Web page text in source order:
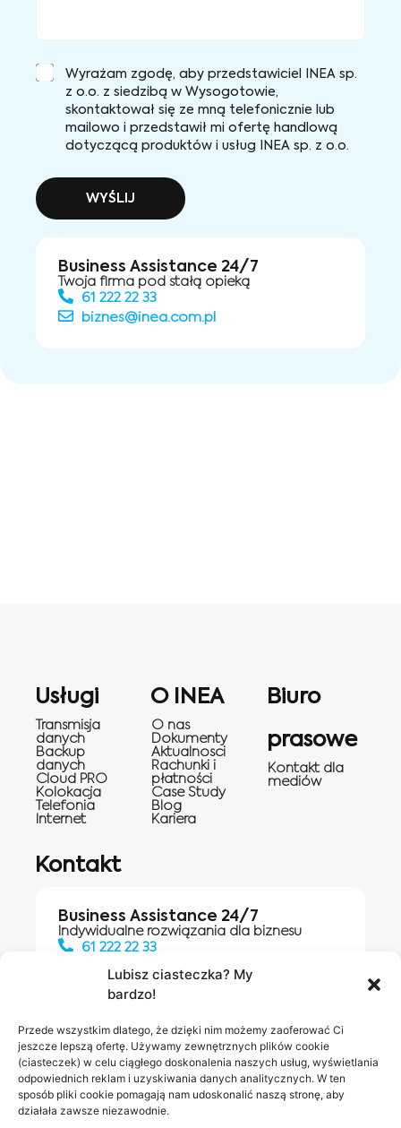
Lubisz ciasteczka? My
bardzo!
Przede wszystkim dlatego, że dzięki nim możemy zaoferować Ci
jeszcze lepszą ofertę. Używamy zewnętrznych plików cookie
(ciasteczek) w celu ciągłego doskonalenia naszych usług, wyświetlania
odpowiednich reklam i uzyskiwania danych analitycznych. W ten
sposób pliki cookie pomagają nam udoskonalić naszą stronę, aby
działała zawsze niezawodnie.
Wyrażam zgodę, aby przedstawiciel INEA sp.
z o.o. z siedzibą w Wysogotowie,
skontaktował się ze mną telefonicznie lub
mailowo i przedstawił mi ofertę handlową
dotyczącą produktów i usług INEA sp. z o.o.
WYŚLIJ
Business Assistance 24/7
Twoja firma pod stałą opieką
61 222 22 33
biznes@inea.com.pl
Usługi
Transmisja
danych
Backup
danych
Cloud PRO
Kolokacja
Telefonia
Internet
O INEA
O nas
Dokumenty
Aktualnosci
Rachunki i
płatności
Case Study
Blog
Kariera
Biuro
prasowe
Kontakt dla
mediów
Kontakt
Business Assistance 24/7
Indywidualne rozwiązania dla biznesu
61 222 22 33
Salony INEA
Napisz do